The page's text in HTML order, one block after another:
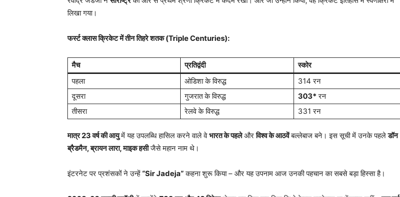
लिखा गया।
फर्स्ट क्लास क्रिकेट में तीन तिहरे शतक (Triple Centuries):
मैच प्रतिद्वंदी
स्कोर
पहला
ओडिशा के विरुद्ध
314 रन
दूसरा
गुजरात के विरुद्ध 303* रन
तीसरा
रेलवे के विरुद्ध 331 रन
मात्र 23 वर्ष की आयुमें यह उपलब्धि हासिल करने वाले वेभारत के पहलेऔरविश्व के आठवेंबल्लेबाज बने। इस सूची में उनके पहलेडॉन
ब्रैडमैन, ब्रायन लारा, माइक हसीजैसे महान नाम थे।
इंटरनेट पर प्रशंसकों ने उन्हें“Sir Jadeja”कहना शुरू किया – और यह उपनाम आज उनकी पहचान का सबसे बड़ा हिस्सा है।